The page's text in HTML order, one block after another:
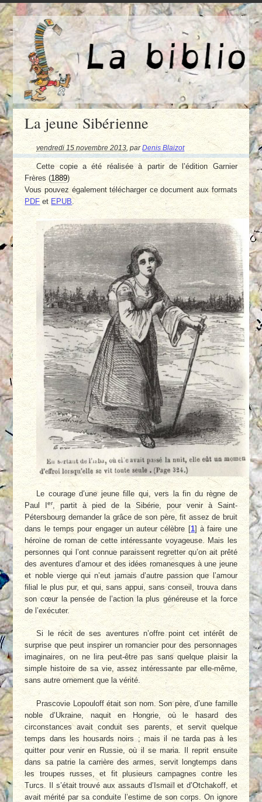
La jeune Sibérienne
vendredi 15 novembre 2013 ,parDenis Blaizot
Cette copie a été réalisée à partir de l’édition Garnier
Frères (1889)
Vous pouvez également télécharger ce document aux formats
PDF etEPUB.
Le courage d’une jeune fille qui, vers la fin du règne de
Paul Ier, partit à pied de la Sibérie, pour venir à Saint-
Pétersbourg demander la grâce de son père, fit assez de bruit
dans le temps pour engager un auteur célèbre[1] à faire une
héroïne de roman de cette intéressante voyageuse. Mais les
personnes qui l’ont connue paraissent regretter qu’on ait prêté
des aventures d’amour et des idées romanesques à une jeune
et noble vierge qui n’eut jamais d’autre passion que l’amour
filial le plus pur, et qui, sans appui, sans conseil, trouva dans
son cœur la pensée de l’action la plus généreuse et la force
de l’exécuter.
Si le récit de ses aventures n’offre point cet intérêt de
surprise que peut inspirer un romancier pour des personnages
imaginaires, on ne lira peut-être pas sans quelque plaisir la
simple histoire de sa vie, assez intéressante par elle-même,
sans autre ornement que la vérité.
Prascovie Lopouloff était son nom. Son père, d’une famille
noble d’Ukraine, naquit en Hongrie, où le hasard des
circonstances avait conduit ses parents, et servit quelque
temps dans les housards noirs ; mais il ne tarda pas à les
quitter pour venir en Russie, où il se maria. Il reprit ensuite
dans sa patrie la carrière des armes, servit longtemps dans
les troupes russes, et fit plusieurs campagnes contre les
Turcs. Il s’était trouvé aux assauts d’Ismaïl et d’Otchakoff, et
avait mérité par sa conduite l’estime de son corps. On ignore